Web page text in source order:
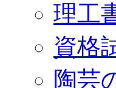
理工
資格
陶芸